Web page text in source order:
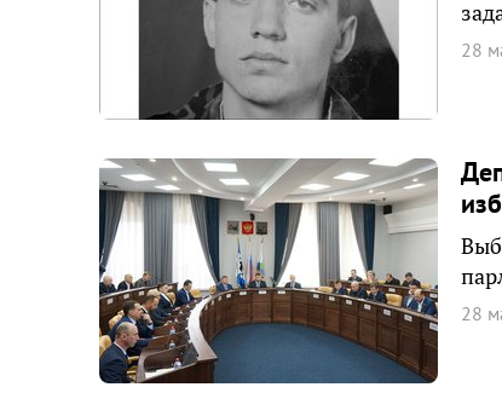
28
28